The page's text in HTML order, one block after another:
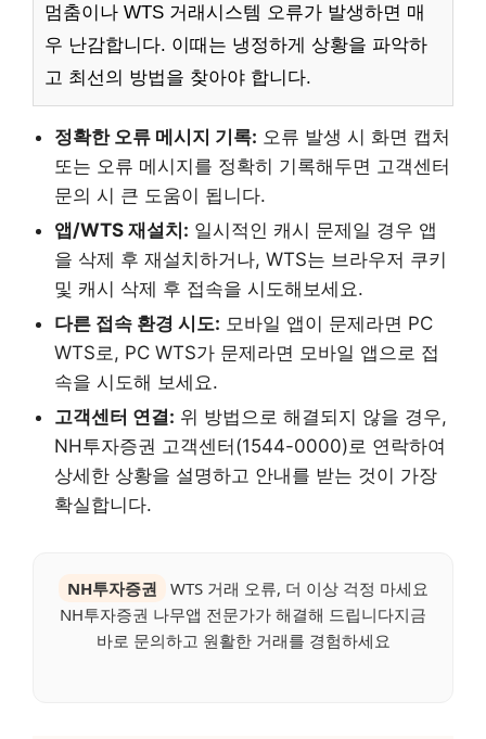
멈춤이나 WTS 거래시스템 오류가 발생하면 매
우 난감합니다. 이때는 냉정하게 상황을 파악하
고 최선의 방법을 찾아야 합니다.
정확한 오류 메시지 기록: 오류 발생 시 화면 캡처
또는 오류 메시지를 정확히 기록해두면 고객센터
문의 시 큰 도움이 됩니다.
앱/WTS 재설치: 일시적인 캐시 문제일 경우 앱
을 삭제 후 재설치하거나, WTS는 브라우저 쿠키
및 캐시 삭제 후 접속을 시도해보세요.
다른 접속 환경 시도: 모바일 앱이 문제라면 PC
WTS로, PC WTS가 문제라면 모바일 앱으로 접
속을 시도해 보세요.
고객센터 연결: 위 방법으로 해결되지 않을 경우,
NH투자증권 고객센터(1544-0000)로 연락하여
상세한 상황을 설명하고 안내를 받는 것이 가장
확실합니다.
NH투자증권
WTS 거래 오류, 더 이상 걱정 마세요
NH투자증권 나무앱 전문가가 해결해 드립니다지금
바로 문의하고 원활한 거래를 경험하세요